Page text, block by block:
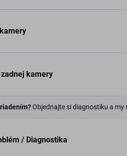
kamery
Objednajte si diagnostiku a my
/ Diagnostika